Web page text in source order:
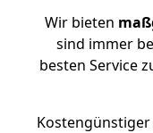
Wir bieten
sind immer
besten Service